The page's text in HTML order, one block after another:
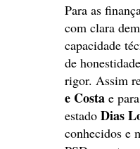
Para as
com clara
capacidade
de
rigor. Assim
e Costa e
estado Dias
conhecidos e